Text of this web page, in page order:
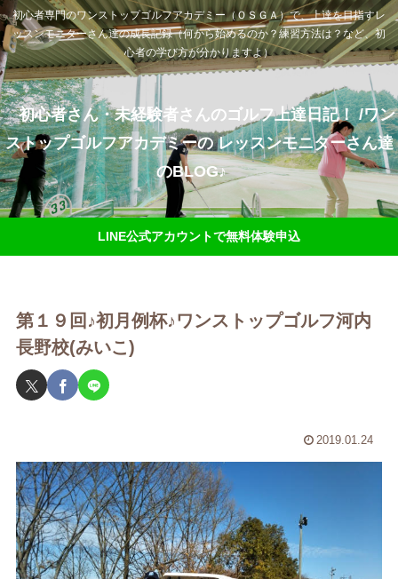
初心者専門のワンストップゴルフアカデミー（ＯＳＧＡ）で、上達を目指すレ
ッスンモニターさん達の成長記録（何から始めるのか？練習方法は？など、初
心者の学び方が分かりますよ）
初心者さん・未経験者さんのゴルフ上達日記！ /ワン
ストップゴルフアカデミーの レッスンモニターさん達
のBLOG♪
LINE公式アカウントで無料体験申込
第１９回♪初月例杯♪ワンストップゴルフ河内
長野校(みいこ)
2019.01.24